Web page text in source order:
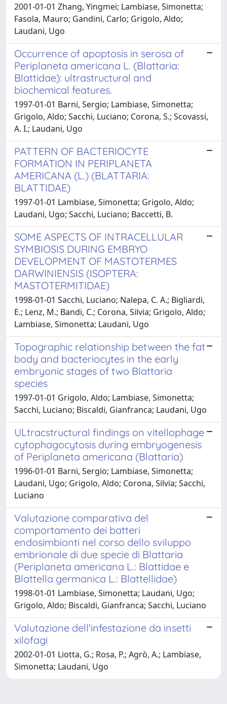
2001-01-01 Zhang, Yingmei; Lambiase, Simonetta;
Fasola, Mauro; Gandini, Carlo; Grigolo, Aldo;
Laudani, Ugo
Occurrence of apoptosis in serosa of
Periplaneta americana L. (Blattaria:
Blattidae): ultrastructural and
biochemical features.
1997-01-01 Barni, Sergio; Lambiase, Simonetta;
Grigolo, Aldo; Sacchi, Luciano; Corona, S.; Scovassi,
A. I.; Laudani, Ugo
PATTERN OF BACTERIOCYTE
FORMATION IN PERIPLANETA
AMERICANA (L.) (BLATTARIA:
BLATTIDAE)
1997-01-01 Lambiase, Simonetta; Grigolo, Aldo;
Laudani, Ugo; Sacchi, Luciano; Baccetti, B.
SOME ASPECTS OF INTRACELLULAR
SYMBIOSIS DURING EMBRYO
DEVELOPMENT OF MASTOTERMES
DARWINIENSIS (ISOPTERA:
MASTOTERMITIDAE)
1998-01-01 Sacchi, Luciano; Nalepa, C. A.; Bigliardi,
E.; Lenz, M.; Bandi, C.; Corona, Silvia; Grigolo, Aldo;
Lambiase, Simonetta; Laudani, Ugo
Topographic relationship between the fat
body and bacteriocytes in the early
embryonic stages of two Blattaria
species
1997-01-01 Grigolo, Aldo; Lambiase, Simonetta;
Sacchi, Luciano; Biscaldi, Gianfranca; Laudani, Ugo
ULtracstructural findings on vitellophage
cytophagocytosis during embryogenesis
of Periplaneta americana (Blattaria)
1996-01-01 Barni, Sergio; Lambiase, Simonetta;
Laudani, Ugo; Grigolo, Aldo; Corona, Silvia; Sacchi,
Luciano
Valutazione comparativa del
comportamento dei batteri
endosimbionti nel corso dello sviluppo
embrionale di due specie di Blattaria
(Periplaneta americana L.: Blattidae e
Blattella germanica L.: Blattellidae)
1998-01-01 Lambiase, Simonetta; Laudani, Ugo;
Grigolo, Aldo; Biscaldi, Gianfranca; Sacchi, Luciano
Valutazione dell'infestazione da insetti
xilofagi
2002-01-01 Liotta, G.; Rosa, P.; Agrò, A.; Lambiase,
Simonetta; Laudani, Ugo